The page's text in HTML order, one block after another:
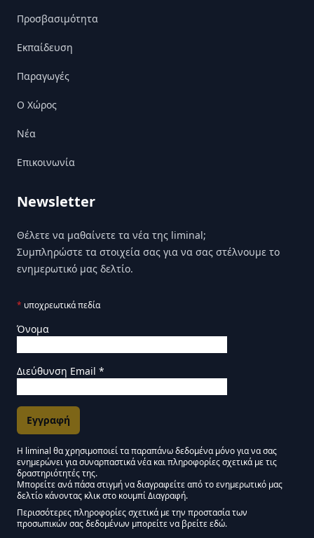
Προσβασιμότητα
Εκπαίδευση
Παραγωγές
Ο Χώρος
Nέα
Επικοινωνία
Newsletter
Θέλετε να μαθαίνετε τα νέα της liminal;
Συμπληρώστε τα στοιχεία σας για να σας στέλνουμε το
ενημερωτικό μας δελτίο.
* υποχρεωτικά πεδία
Όνομα
Διεύθυνση Email *
Εγκρίσεις Μάρκετινγκ
Η liminal θα χρησιμοποιεί τα παραπάνω δεδομένα μόνο για να σας
ενημερώνει για συναρπαστικά νέα και πληροφορίες σχετικά με τις
δραστηριότητές της.
Μείνετε συντονισμένοι - Ενημερωτικό δελτίο
Μπορείτε ανά πάσα στιγμή να διαγραφείτε από το ενημερωτικό μας
δελτίο κάνοντας κλικ στο κουμπί Διαγραφή.
Περισσότερες πληροφορίες σχετικά με την προστασία των
προσωπικών σας δεδομένων μπορείτε να βρείτε εδώ.